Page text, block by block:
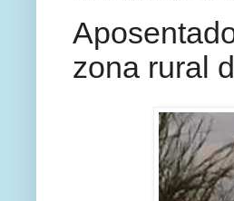
zona rural